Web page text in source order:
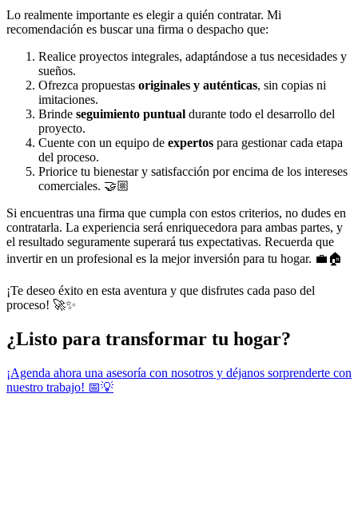
Lo realmente importante es elegir a quién contratar. Mi
recomendación es buscar una firma o despacho que:
Realice proyectos integrales, adaptándose a tus necesidades y
sueños.
Ofrezca propuestas originales y auténticas, sin copias ni
imitaciones.
Brinde seguimiento puntual durante todo el desarrollo del
proyecto.
Cuente con un equipo de expertos para gestionar cada etapa
del proceso.
Priorice tu bienestar y satisfacción por encima de los intereses
comerciales. 🤝🏼
Si encuentras una firma que cumpla con estos criterios, no dudes en
contratarla. La experiencia será enriquecedora para ambas partes, y
el resultado seguramente superará tus expectativas. Recuerda que
invertir en un profesional es la mejor inversión para tu hogar. 💼🏠
¡Te deseo éxito en esta aventura y que disfrutes cada paso del
proceso! 🚀✨
¿Listo para transformar tu hogar?
¡Agenda ahora una asesoría con nosotros y déjanos sorprenderte con
nuestro trabajo! 📅💡